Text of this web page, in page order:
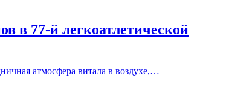
в 77-й легкоатлетической
атмосфера витала в воздухе,…